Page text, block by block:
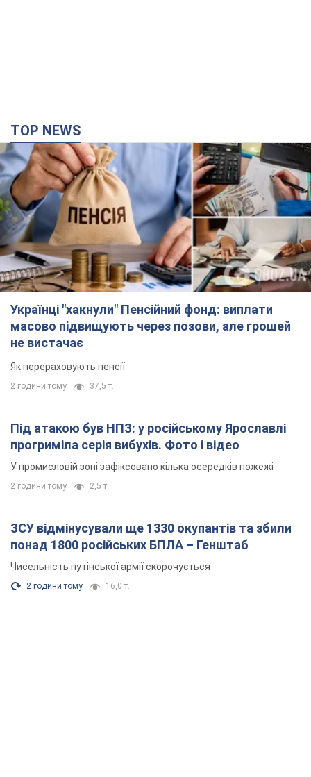
TOP NEWS
Українці "хакнули" Пенсійний фонд: виплати
масово підвищують через позови, але грошей
не вистачає
Як перераховують пенсії
2 години тому 37,5 т.
Під атакою був НПЗ: у російському Ярославлі
прогриміла серія вибухів. Фото і відео
У промисловій зоні зафіксовано кілька осередків пожежі
2 години тому 2,5 т.
ЗСУ відмінусували ще 1330 окупантів та збили
понад 1800 російських БПЛА – Генштаб
Чисельність путінської армії скорочується
2 години тому 16,0 т.